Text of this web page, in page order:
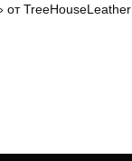
от TreeHouseLeather